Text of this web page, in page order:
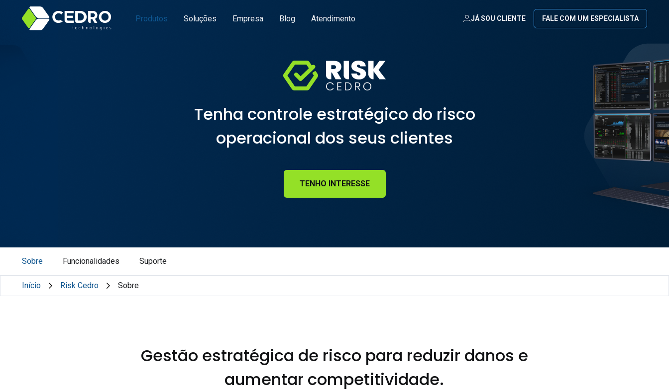
Produtos Soluções Empresa Blog Atendimento JÁ SOU CLIENTE FALE COM UM ESPECIALISTA
Tenha controle estratégico do risco
operacional dos seus clientes
TENHO INTERESSE
Sobre Funcionalidades Suporte
Início Risk Cedro Sobre
Gestão estratégica de risco para reduzir danos e
aumentar competitividade.